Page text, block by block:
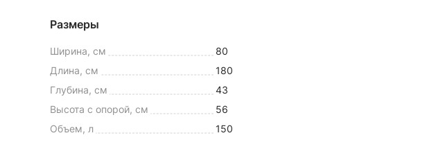
Размеры
Ширина, см
80
Длина, см
180
Глубина, см
43
Высота с опорой, см
56
Объем, л
150